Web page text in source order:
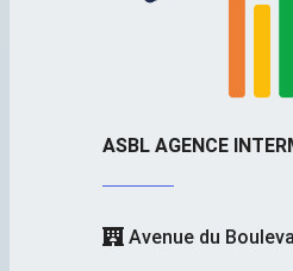
ASBL AGENCE
Avenue du